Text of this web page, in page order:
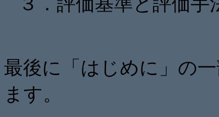
最後に「はじめに」の
ます。